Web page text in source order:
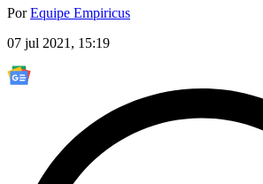
PorEquipe Empiricus
07 jul 2021, 15:19